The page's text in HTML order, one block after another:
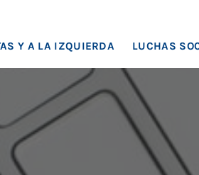
Y A LA IZQUIERDA LUCHAS